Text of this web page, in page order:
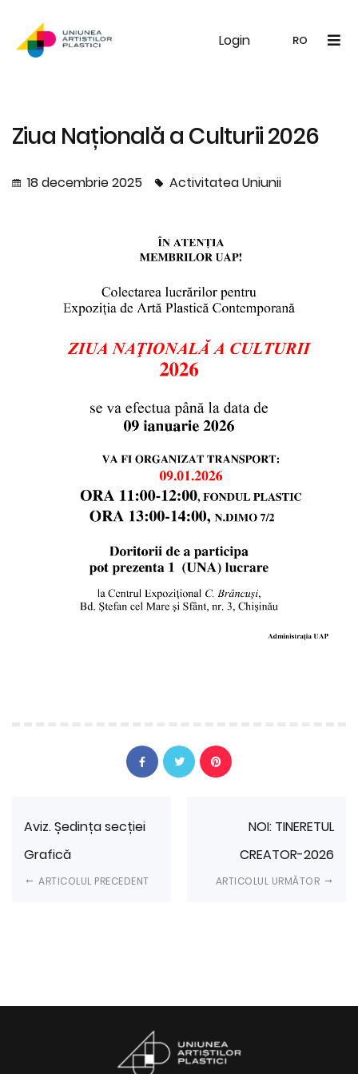
Login RO
UAP Galerie Noutăți
Ziua Națională a Culturii 2026
18 decembrie 2025 Activitatea Uniunii
Aviz. Ședința secției
Grafică
ARTICOLUL PRECEDENT
NOI: TINERETUL
CREATOR-2026
ARTICOLUL URMĂTOR